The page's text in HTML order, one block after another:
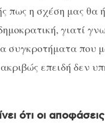
πως η σχέση μας θα
γιατί
συγκροτήματα που
επειδή δεν
ότι οι